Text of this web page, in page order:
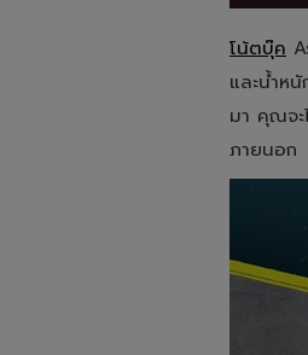
โน้ตบุ๊ค
และน้ำห
มา คุณจ
ภายนอก